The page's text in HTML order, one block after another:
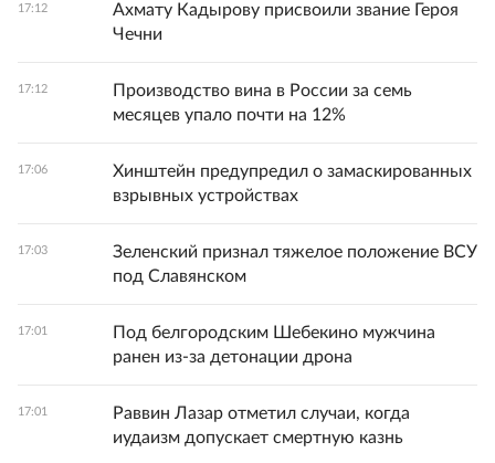
17:12
Ахмату Кадырову присвоили звание Героя
Чечни
17:12
Производство вина в России за семь
месяцев упало почти на 12%
17:06
Хинштейн предупредил о замаскированных
взрывных устройствах
17:03
Зеленский признал тяжелое положение ВСУ
под Славянском
17:01
Под белгородским Шебекино мужчина
ранен из-за детонации дрона
17:01
Раввин Лазар отметил случаи, когда
иудаизм допускает смертную казнь